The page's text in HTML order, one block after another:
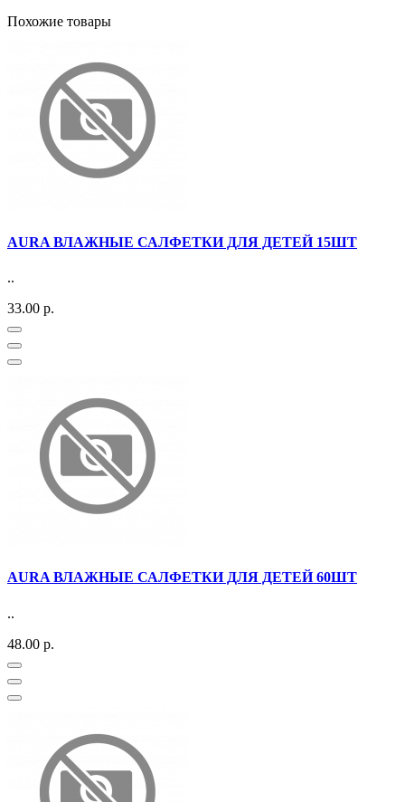
Похожие товары
AURA ВЛАЖНЫЕ САЛФЕТКИ ДЛЯ ДЕТЕЙ 15ШТ
..
33.00 р.
AURA ВЛАЖНЫЕ САЛФЕТКИ ДЛЯ ДЕТЕЙ 60ШТ
..
48.00 р.